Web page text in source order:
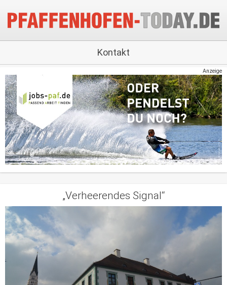
Kontakt
Anzeige
„Verheerendes Signal“